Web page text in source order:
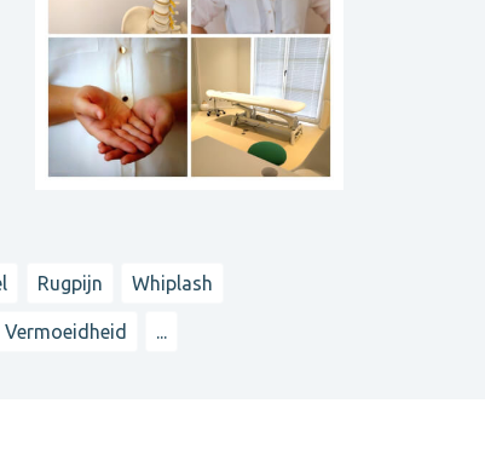
Rugpijn Whiplash
Vermoeidheid ...